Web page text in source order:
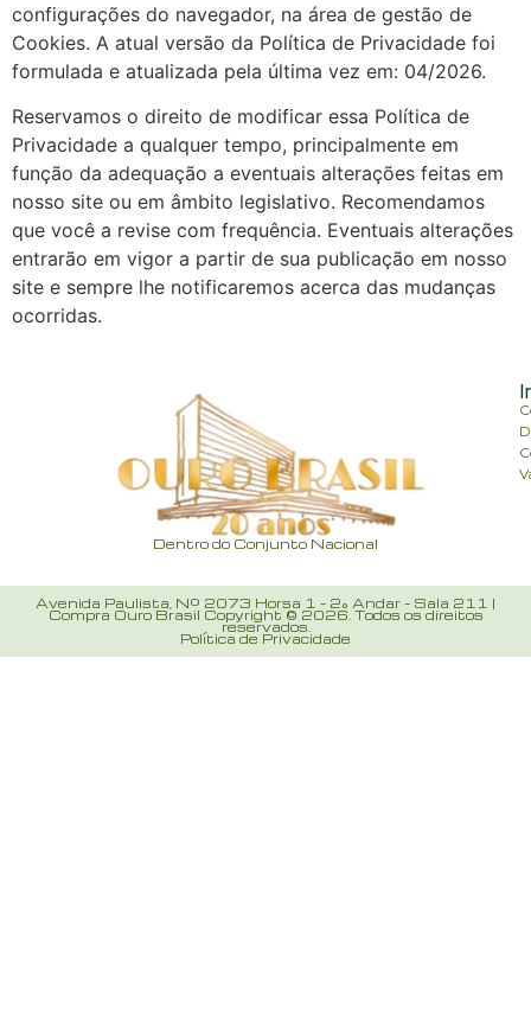
configurações do navegador, na área de gestão de
Cookies. A atual versão da Política de Privacidade foi
formulada e atualizada pela última vez em: 04/2026.
Reservamos o direito de modificar essa Política de
Privacidade a qualquer tempo, principalmente em
função da adequação a eventuais alterações feitas em
nosso site ou em âmbito legislativo. Recomendamos
que você a revise com frequência. Eventuais alterações
entrarão em vigor a partir de sua publicação em nosso
site e sempre lhe notificaremos acerca das mudanças
ocorridas.
Dentro do Conjunto Nacional
Avenida Paulista, Nº 2073 Horsa 1 – 2° Andar – Sala 211 |
Compra Ouro Brasil Copyright © 2026. Todos os direitos
reservados.
Política de Privacidade